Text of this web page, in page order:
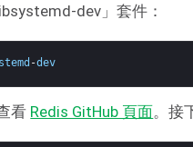
dev」套件：
-dev
看 Redis GitHub 頁面。接